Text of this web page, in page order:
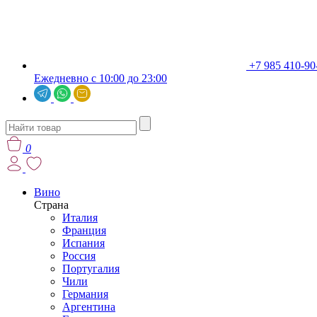
+7 985 410-
Ежедневно с 10:00 до 23:00
0
Вино
Страна
Италия
Франция
Испания
Россия
Португалия
Чили
Германия
Аргентина